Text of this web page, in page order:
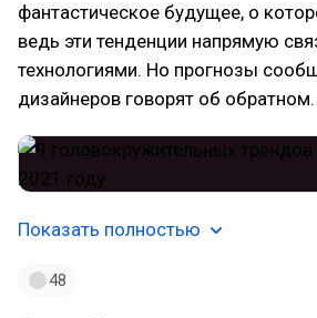
фантастическое будущее, о
ведь эти тенденции напрямую
технологиями. Но прогнозы
дизайнеров говорят об обратном.
Показать полностью
48